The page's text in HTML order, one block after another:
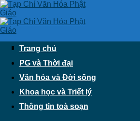
Skip
to
content
Trang chủ
PG và Thời đại
Văn hóa và Đời sống
Khoa học và Triết lý
Thông tin toà soạn